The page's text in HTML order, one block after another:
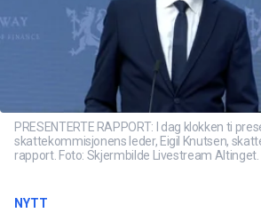
PRESENTERTE RAPPORT: I dag klokken ti
skattekommisjonens leder, Eigil Knutsen,
rapport. Foto: Skjermbilde Livestream Altinget.
NYTT